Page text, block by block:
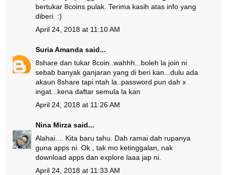
bertukar 8coins pulak. Terima kasih atas info yang
diberi. :)
April 24, 2018 at 11:10 AM
Suria Amanda said...
8share dan tukar 8coin..wahhh...boleh la join ni
sebab banyak ganjaran yang di beri kan...dulu ada
akaun 8share tapi ntah la..password pun dah x
ingat...kena daftar semula la kan
April 24, 2018 at 11:26 AM
Nina Mirza said...
Alahai.... Kita baru tahu. Dah ramai dah rupanya
guna apps ni. Ok , tak mo ketinggalan, nak
download apps dan explore laaa jap ni.
April 24, 2018 at 11:33 AM